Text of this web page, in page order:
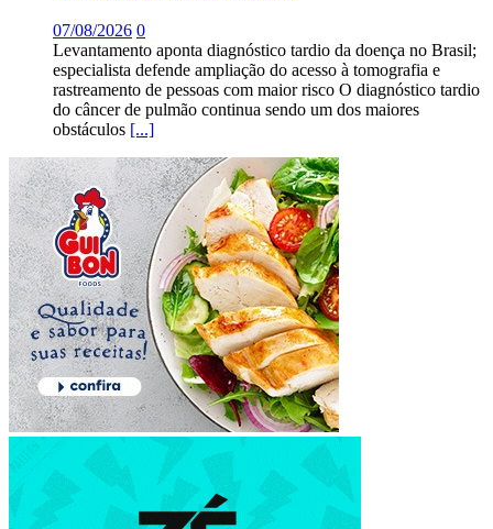
07/08/2026 0
Levantamento aponta diagnóstico tardio da doença no Brasil;
especialista defende ampliação do acesso à tomografia e
rastreamento de pessoas com maior risco O diagnóstico tardio
do câncer de pulmão continua sendo um dos maiores
obstáculos [...]